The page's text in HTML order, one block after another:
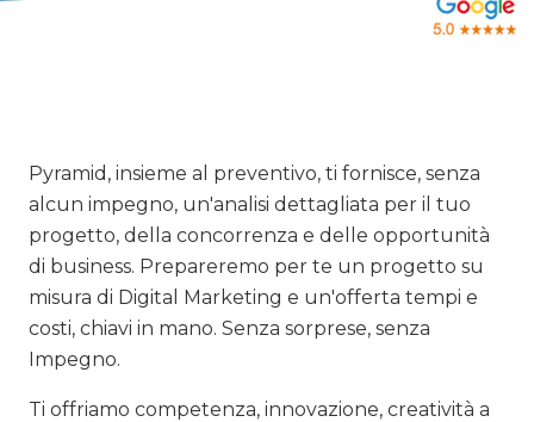
Pyramid, insieme al preventivo, ti fornisce, senza
alcun impegno, un'analisi dettagliata per il tuo
progetto, della concorrenza e delle opportunità
di business. Prepareremo per te un progetto su
misura di Digital Marketing e un'offerta tempi e
costi, chiavi in mano. Senza sorprese, senza
Impegno.
Ti offriamo competenza, innovazione, creatività a